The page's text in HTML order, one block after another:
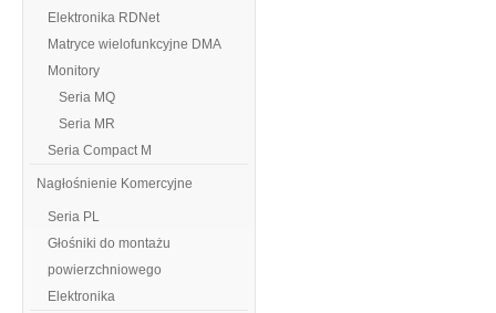
Elektronika RDNet
Matryce wielofunkcyjne DMA
Monitory
Seria MQ
Seria MR
Seria Compact M
Nagłośnienie Komercyjne
Seria PL
Głośniki do montażu
powierzchniowego
Elektronika